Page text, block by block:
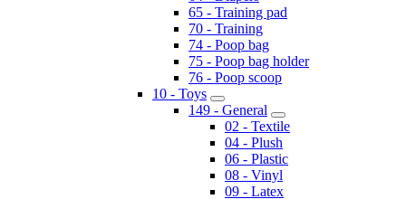
65 - Training pad
70 - Training
74 - Poop bag
75 - Poop bag holder
76 - Poop scoop
10 - Toys
149 - General
02 - Textile
04 - Plush
06 - Plastic
08 - Vinyl
09 - Latex